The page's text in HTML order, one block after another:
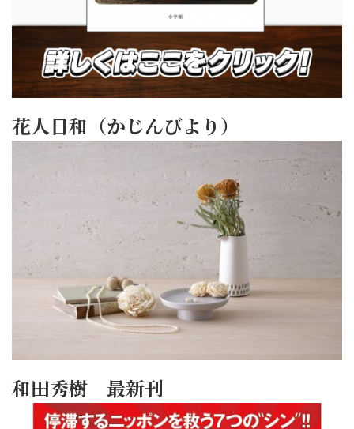
花人日和（かじんびより）
和田秀樹 最新刊